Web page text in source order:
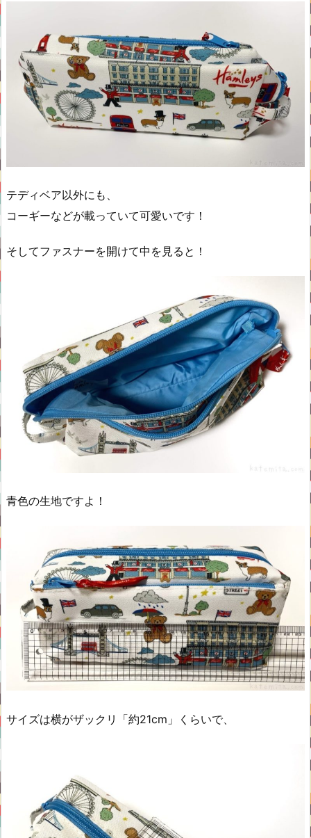
テディベア以外にも、
コーギーなどが載っていて可愛いです！
そしてファスナーを開けて中を見ると！
青色の生地ですよ！
サイズは横がザックリ「約21cm」くらいで、